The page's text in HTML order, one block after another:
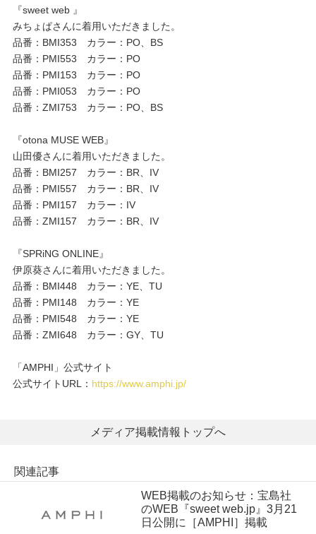
企業情報
SNSアカウント一覧
メールニュース登録
お問い合わせ
よくあるご質問
『sweet web 』
みちょぱさんに着用いただきました。
品番：BMI353 カラー：PO、BS
品番：PMI553 カラー：PO
品番：PMI153 カラー：PO
品番：PMI053 カラー：PO
品番：ZMI753 カラー：PO、BS
『otona MUSE WEB』
山田優さんに着用いただきました。
品番：BMI257 カラー：BR、IV
品番：PMI557 カラー：BR、IV
品番：PMI157 カラー：IV
品番：ZMI157 カラー：BR、IV
『SPRiNG ONLINE』
伊原葵さんに着用いただきました。
品番：BMI448 カラー：YE、TU
品番：PMI148 カラー：YE
品番：PMI548 カラー：YE
品番：ZMI648 カラー：GY、TU
「AMPHI」公式サイト
公式サイトURL： https://www.amphi.jp/
メディア掲載情報トップへ
関連記事
WEB掲載のお知らせ：宝島社
のWEB『sweet web.jp』3月21
日公開に［AMPHI］掲載